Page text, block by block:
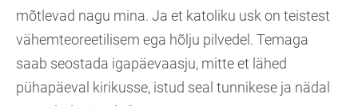
mõtlevad nagu mina. Ja et katoliku usk on teistest
vähemteoreetilisem ega hõlju pilvedel. Temaga
saab seostada igapäevaasju, mitte et lähed
pühapäeval kirikusse, istud seal tunnikese ja nädal